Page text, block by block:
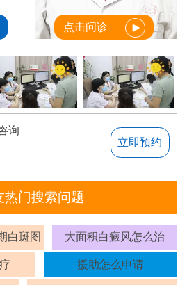
点击问诊
询
立即预约
热门搜索问题
白斑图 大面积白癜风怎么治
援助怎么申请